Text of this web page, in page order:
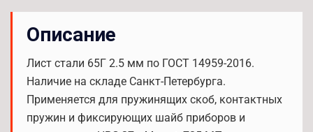
Описание
Лист стали 65Г 2.5 мм по ГОСТ 14959-2016.
Наличие на складе Санкт-Петербурга.
Применяется для пружинящих скоб, контактных
пружин и фиксирующих шайб приборов и